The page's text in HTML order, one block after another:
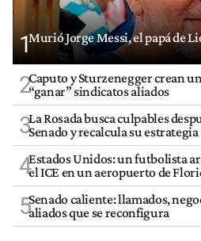
1Murió Jorge Messi, el papá de
2Caputo y Sturzenegger crean
“ganar” sindicatos aliados
3La Rosada busca culpables
Senado y recalcula su estrategia
4Estados Unidos: un futbolista
el ICE en un aeropuerto de
5Senado caliente: llamados,
aliados que se reconfigura